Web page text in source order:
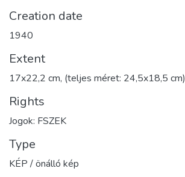
Creation date
1940
Extent
17x22,2 cm, (teljes méret: 24,5x18,5 cm)
Rights
Jogok: FSZEK
Type
KÉP / önálló kép